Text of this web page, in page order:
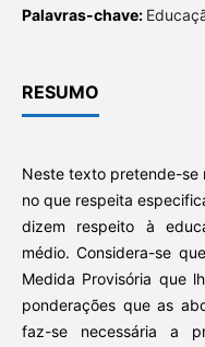
Palavras-chave:
RESUMO
Neste texto pretende-se
no que respeita
dizem respeito à
médio. Considera-se
Medida Provisória que
ponderações que as
faz-se necessária a